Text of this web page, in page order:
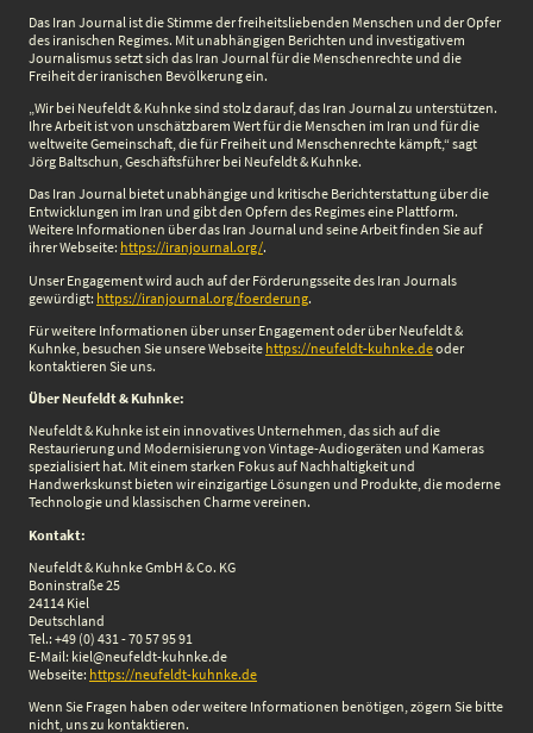
Das Iran Journal ist die Stimme der freiheitsliebenden Menschen und der Opfer
des iranischen Regimes. Mit unabhängigen Berichten und investigativem
Journalismus setzt sich das Iran Journal für die Menschenrechte und die
Freiheit der iranischen Bevölkerung ein.
„Wir bei Neufeldt & Kuhnke sind stolz darauf, das Iran Journal zu unterstützen.
Ihre Arbeit ist von unschätzbarem Wert für die Menschen im Iran und für die
weltweite Gemeinschaft, die für Freiheit und Menschenrechte kämpft,“ sagt
Jörg Baltschun, Geschäftsführer bei Neufeldt & Kuhnke.
Das Iran Journal bietet unabhängige und kritische Berichterstattung über die
Entwicklungen im Iran und gibt den Opfern des Regimes eine Plattform.
Weitere Informationen über das Iran Journal und seine Arbeit finden Sie auf
ihrer Webseite: https://iranjournal.org/.
Unser Engagement wird auch auf der Förderungsseite des Iran Journals
gewürdigt: https://iranjournal.org/foerderung.
Für weitere Informationen über unser Engagement oder über Neufeldt &
Kuhnke, besuchen Sie unsere Webseite https://neufeldt-kuhnke.deoder
kontaktieren Sie uns.
Über Neufeldt & Kuhnke:
Neufeldt & Kuhnke ist ein innovatives Unternehmen, das sich auf die
Restaurierung und Modernisierung von Vintage-Audiogeräten und Kameras
spezialisiert hat. Mit einem starken Fokus auf Nachhaltigkeit und
Handwerkskunst bieten wir einzigartige Lösungen und Produkte, die moderne
Technologie und klassischen Charme vereinen.
Kontakt:
Neufeldt & Kuhnke GmbH & Co. KG
Boninstraße 25
24114 Kiel
Deutschland
Tel.: +49 (0) 431 - 70 57 95 91
E-Mail: kiel@neufeldt-kuhnke.de
Webseite: https://neufeldt-kuhnke.de
Wenn Sie Fragen haben oder weitere Informationen benötigen, zögern Sie bitte
nicht, uns zu kontaktieren.